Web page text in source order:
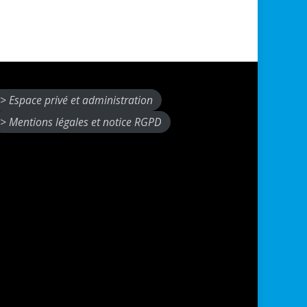
> Espace privé et administration
> Mentions légales et notice RGPD